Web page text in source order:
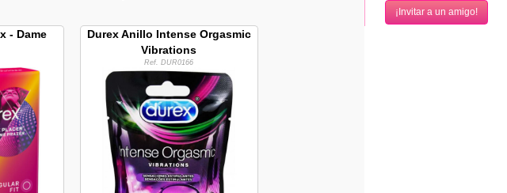
- Dame
Durex Anillo Intense Orgasmic
Vibrations
Ref. DUR0166